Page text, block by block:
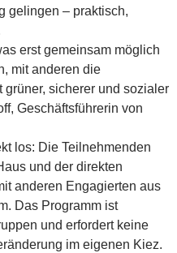
gelingen – praktisch,
erst gemeinsam möglich
mit anderen die
grüner, sicherer und sozialer
Geschäftsführerin von
los: Die Teilnehmenden
und der direkten
anderen Engagierten aus
Das Programm ist
und erfordert keine
im eigenen Kiez.